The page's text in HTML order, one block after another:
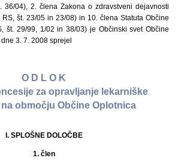
36/04), 2. člena Zakona o zdravstveni dejavnosti
št. 23/05 in 23/08) in 10. člena Statuta Občine
št. 29/99, 1/02 in 38/03) je Občinski svet Občine
3. 7. 2008 sprejel
O D L O K
za opravljanje lekarniške
območju Občine Oplotnica
I. SPLOŠNE DOLOČBE
1. člen